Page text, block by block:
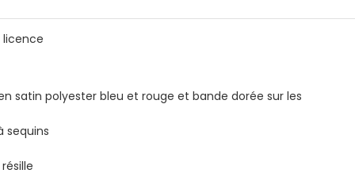
licence
satin polyester bleu et rouge et bande dorée sur les
sequins